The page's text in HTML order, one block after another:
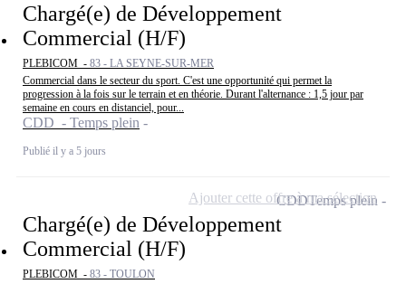
Chargé(e) de Développement
Commercial (H/F)
PLEBICOM - 83 - LA SEYNE-SUR-MER
Commercial dans le secteur du sport. C'est une opportunité qui permet la
progression à la fois sur le terrain et en théorie. Durant l'alternance : 1,5 jour par
semaine en cours en distanciel, pour...
CDD - Temps plein
Publié il y a 5 jours
Chargé(e) de Développement
Commercial (H/F)
PLEBICOM - 83 - TOULON
CDDTemps plein
Ajouter cette offre à ma sélection